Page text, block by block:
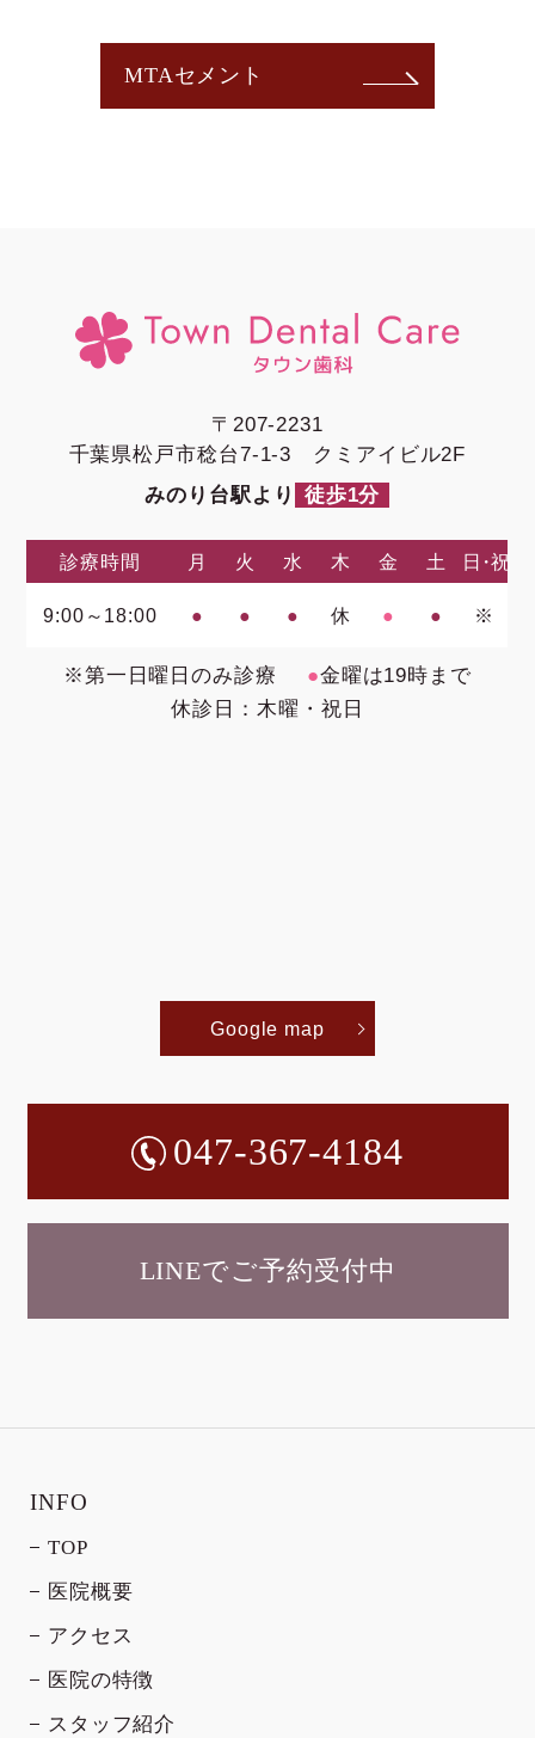
MTAセメント
〒207-2231
千葉県松戸市稔台7-1-3 クミアイビル2F
みのり台駅より
徒歩1分
診療時間 月 火 水 木 金 土 日・祝
9:00～18:00 ● ● ● 休 ● ● ※
※第一日曜日のみ診療 ●金曜は19時まで
休診日：木曜・祝日
Google map
047-367-4184
LINEでご予約受付中
INFO
TOP
医院概要
アクセス
医院の特徴
スタッフ紹介